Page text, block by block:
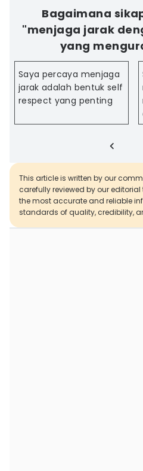
Bagaimana
"menjaga jarak
yang
Saya percaya menjaga
jarak adalah bentuk self
respect yang penting
This article is written by our
carefully reviewed by our
the most accurate and reliable
standards of quality, credibility,